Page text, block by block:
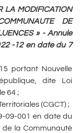
LA MODIFICATION
DE
» - Annule
-12 en date du 7
portant Nouvelle
dite Loi
64 ;
(CGCT) ;
09-001 en date du
la Communauté